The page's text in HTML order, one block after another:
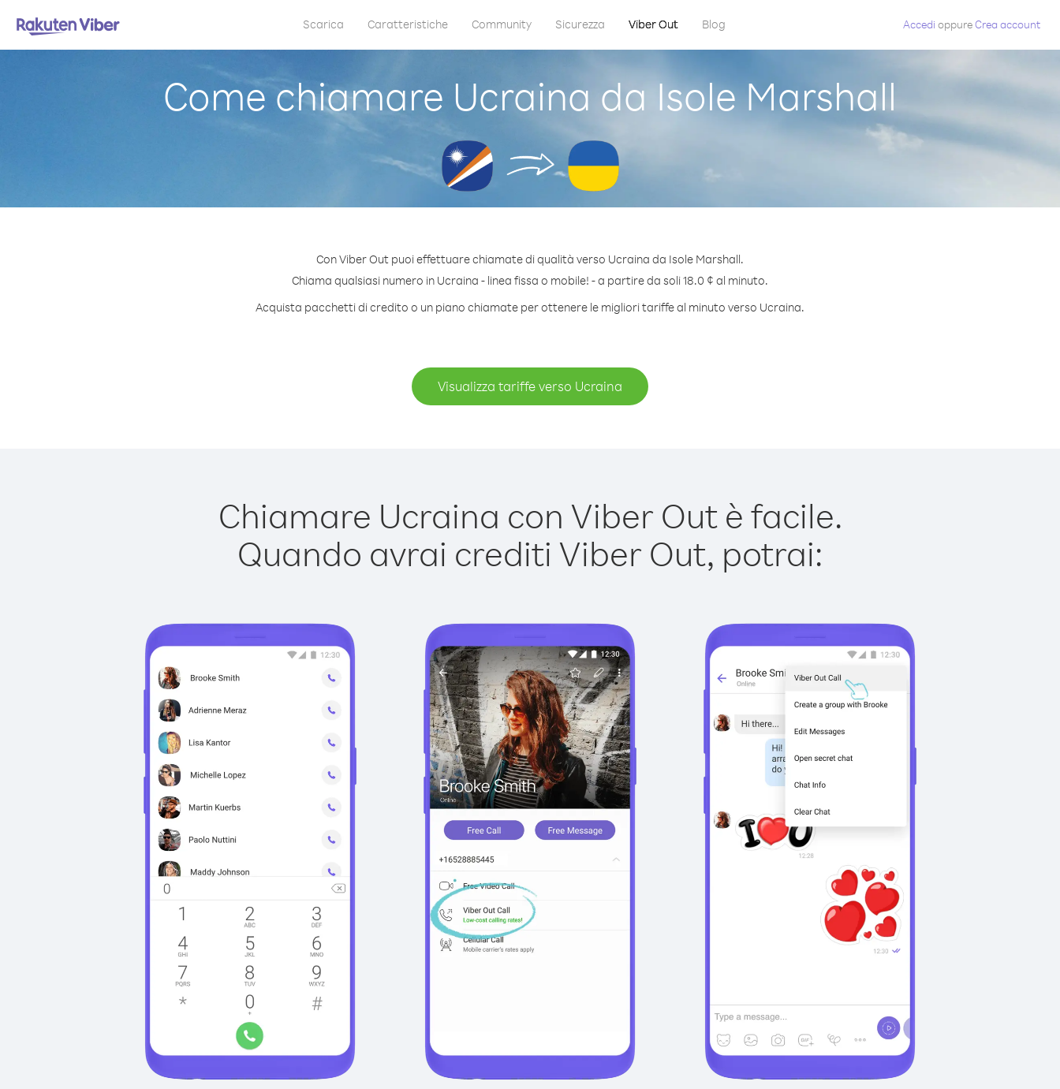
Scarica Caratteristiche Community Sicurezza Viber Out Blog Accedi oppureCrea account
Come chiamare Ucraina da Isole Marshall
Con Viber Out puoi effettuare chiamate di qualità verso Ucraina da Isole Marshall.
Chiama qualsiasi numero in Ucraina - linea fissa o mobile! - a partire da soli 18.0 ¢ al minuto.
Acquista pacchetti di credito o un piano chiamate per ottenere le migliori tariffe al minuto verso Ucraina.
Visualizza tariffe verso Ucraina
Chiamare Ucraina con Viber Out è facile.
Quando avrai crediti Viber Out, potrai: